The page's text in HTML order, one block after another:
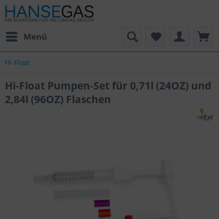
Menü
Hi-Float
Hi-Float Pumpen-Set für 0,71l (24OZ) und
2,84l (96OZ) Flaschen